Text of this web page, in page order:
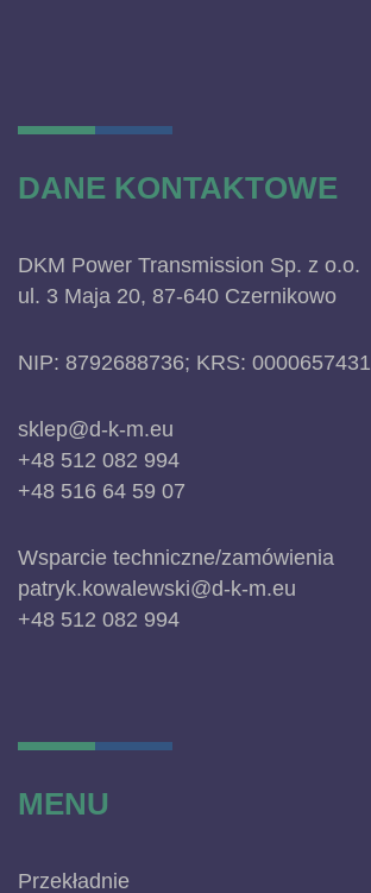
DANE KONTAKTOWE
DKM Power Transmission Sp. z o.o.
ul. 3 Maja 20, 87-640 Czernikowo
NIP: 8792688736; KRS: 0000657431
sklep@d-k-m.eu
+48 512 082 994
+48 516 64 59 07
Wsparcie techniczne/zamówienia
patryk.kowalewski@d-k-m.eu
+48 512 082 994
MENU
Przekładnie